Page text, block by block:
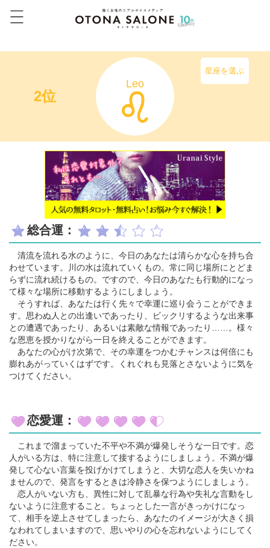
2位
Leo
星座を選ぶ
総合運：
清流を流れる水のように、今日のあなたは清らかな心を持ち合
わせています。川の水は流れていくもの。常に同じ場所にとどま
らずに流れ続けるもの。ですので、今日のあなたも行動的になっ
て様々な場所に移動するようにしましょう。
そうすれば、あなたは行く先々で幸運に巡り会うことができま
す。思わぬ人との出逢いであったり、ビックリするような出来事
との遭遇であったり、あるいは素敵な情報であったり……。様々
な恩恵を授かりながら一日を終えることができます。
あなたの心がけ次第で、その幸運をつかむチャンスは何倍にも
膨れあがっていくはずです。くれぐれも見落とさないように気を
つけてください。
恋愛運：
これまで溜まっていた不平や不満が爆発しそうな一日です。恋
人がいる方は、特に注意して接するようにしましょう。不満が爆
発して心ない言葉を投げかけてしまうと、大切な恋人を失いかね
ませんので、発言をするときは冷静さを保つようにしましょう。
恋人がいない方も、異性に対して乱暴な行為や失礼な言動をし
ないように注意すること。ちょっとした一言がきっかけになっ
て、相手を逆上させてしまったら、あなたのイメージが大きく損
なわれてしまいますので、思いやりの心を忘れないようにしてく
ださい。